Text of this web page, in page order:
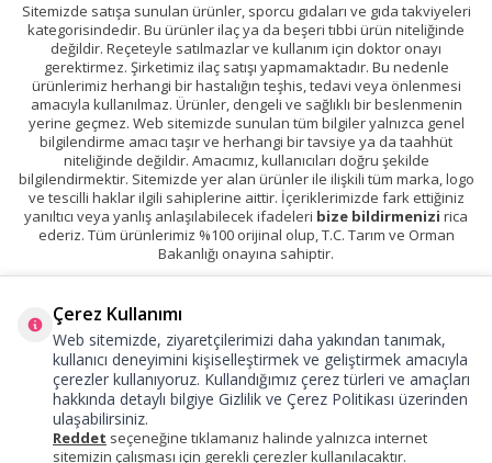
Sitemizde satışa sunulan ürünler, sporcu gıdaları ve gıda takviyeleri
kategorisindedir. Bu ürünler ilaç ya da beşeri tıbbi ürün niteliğinde
değildir. Reçeteyle satılmazlar ve kullanım için doktor onayı
gerektirmez. Şirketimiz ilaç satışı yapmamaktadır. Bu nedenle
ürünlerimiz herhangi bir hastalığın teşhis, tedavi veya önlenmesi
amacıyla kullanılmaz. Ürünler, dengeli ve sağlıklı bir beslenmenin
yerine geçmez. Web sitemizde sunulan tüm bilgiler yalnızca genel
bilgilendirme amacı taşır ve herhangi bir tavsiye ya da taahhüt
niteliğinde değildir. Amacımız, kullanıcıları doğru şekilde
bilgilendirmektir. Sitemizde yer alan ürünler ile ilişkili tüm marka, logo
ve tescilli haklar ilgili sahiplerine aittir. İçeriklerimizde fark ettiğiniz
yanıltıcı veya yanlış anlaşılabilecek ifadeleri bize bildirmenizi rica
ederiz. Tüm ürünlerimiz %100 orijinal olup, T.C. Tarım ve Orman
Bakanlığı onayına sahiptir.
Çerez Kullanımı
Web sitemizde, ziyaretçilerimizi daha yakından tanımak,
kullanıcı deneyimini kişiselleştirmek ve geliştirmek amacıyla
çerezler kullanıyoruz. Kullandığımız çerez türleri ve amaçları
hakkında detaylı bilgiye Gizlilik ve Çerez Politikası üzerinden
ulaşabilirsiniz.
Reddet seçeneğine tıklamanız halinde yalnızca internet
sitemizin çalışması için gerekli çerezler kullanılacaktır.